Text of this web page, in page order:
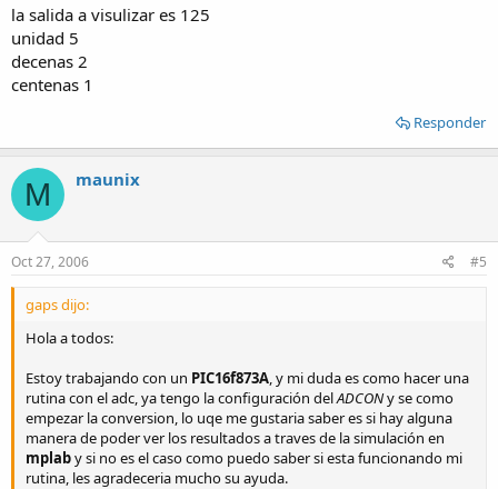
la salida a visulizar es 125
unidad 5
decenas 2
centenas 1
Responder
M maunix
Oct 27, 2006 #5
gaps dijo:
Hola a todos:
Estoy trabajando con un PIC16f873A , y mi duda es como hacer una
rutina con el adc, ya tengo la configuración delADCONy se como
empezar la conversion, lo uqe me gustaria saber es si hay alguna
manera de poder ver los resultados a traves de la simulación en
mplaby si no es el caso como puedo saber si esta funcionando mi
rutina, les agradeceria mucho su ayuda.